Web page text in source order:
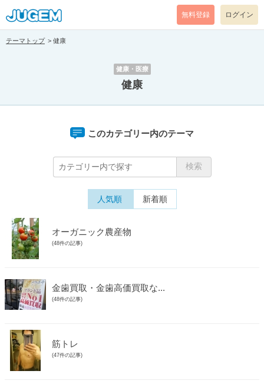
無料登録 ログイン
テーマトップ 健康
健康・医療
健康
このカテゴリー内のテーマ
人気順 新着順
オーガニック農産物
(48件の記事)
金歯買取・金歯高価買取な...
(48件の記事)
筋トレ
(47件の記事)